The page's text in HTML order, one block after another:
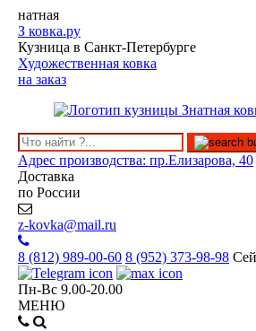
натная
З ковка.ру
Кузница в Санкт-Петербурге
Художественная ковка
на заказ
Адрес производства: пр.Елизарова, 40
Доставка
по России
z-kovka@mail.ru
8 (812) 989-00-60 8 (952) 373-98-98
Пн-Вс 9.00-20.00
МЕНЮ